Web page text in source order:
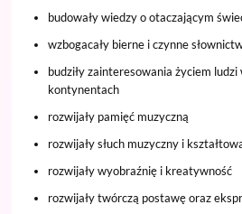
budowały wiedzy o otaczającym
wzbogacały bierne i czynne
budziły zainteresowania życiem
kontynentach
rozwijały pamięć muzyczną
rozwijały słuch muzyczny i
rozwijały wyobraźnię i kreatywność
rozwijały twórczą postawę oraz